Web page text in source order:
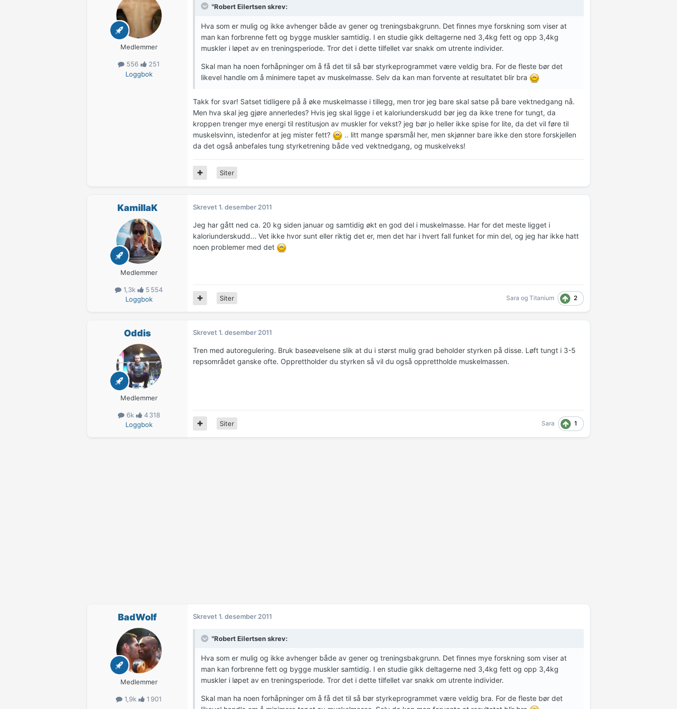
Medlemmer
556
251
Loggbok
"Robert Eilertsen skrev:
Hva som er mulig og ikke avhenger både av gener og treningsbakgrunn. Det finnes mye forskning som viser at
man kan forbrenne fett og bygge muskler samtidig. I en studie gikk deltagerne ned 3,4kg fett og opp 3,4kg
muskler i løpet av en treningsperiode. Tror det i dette tilfellet var snakk om utrente individer.
Skal man ha noen forhåpninger om å få det til så bør styrkeprogrammet være veldig bra. For de fleste bør det
likevel handle om å minimere tapet av muskelmasse. Selv da kan man forvente at resultatet blir bra
Takk for svar! Satset tidligere på å øke muskelmasse i tillegg, men tror jeg bare skal satse på bare vektnedgang nå.
Men hva skal jeg gjøre annerledes? Hvis jeg skal ligge i et kaloriunderskudd bør jeg da ikke trene for tungt, da
kroppen trenger mye energi til restitusjon av muskler for vekst? jeg bør jo heller ikke spise for lite, da det vil føre til
muskelsvinn, istedenfor at jeg mister fett?
.. litt mange spørsmål her, men skjønner bare ikke den store forskjellen
da det også anbefales tung styrketrening både ved vektnedgang, og muskelveks!
Siter
KamillaK
Medlemmer
1,3k
5 554
Loggbok
Skrevet1. desember 2011
Jeg har gått ned ca. 20 kg siden januar og samtidig økt en god del i muskelmasse. Har for det meste ligget i
kaloriunderskudd... Vet ikke hvor sunt eller riktig det er, men det har i hvert fall funket for min del, og jeg har ikke hatt
noen problemer med det
Sara og Titanium 2
Siter
Oddis
Medlemmer
6k
4 318
Loggbok
Skrevet1. desember 2011
Tren med autoregulering. Bruk baseøvelsene slik at du i størst mulig grad beholder styrken på disse. Løft tungt i 3-5
repsområdet ganske ofte. Opprettholder du styrken så vil du også opprettholde muskelmassen.
Sara 1
Siter
BadWolf
Medlemmer
1,9k 1 901
Skrevet1. desember 2011
"Robert Eilertsen skrev:
Hva som er mulig og ikke avhenger både av gener og treningsbakgrunn. Det finnes mye forskning som viser at
man kan forbrenne fett og bygge muskler samtidig. I en studie gikk deltagerne ned 3,4kg fett og opp 3,4kg
muskler i løpet av en treningsperiode. Tror det i dette tilfellet var snakk om utrente individer.
Skal man ha noen forhåpninger om å få det til så bør styrkeprogrammet være veldig bra. For de fleste bør det